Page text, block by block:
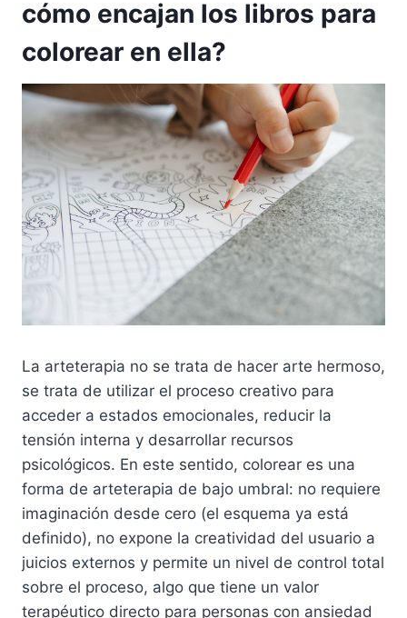
cómo encajan los libros para
colorear en ella?
La arteterapia no se trata de hacer arte hermoso,
se trata de utilizar el proceso creativo para
acceder a estados emocionales, reducir la
tensión interna y desarrollar recursos
psicológicos. En este sentido, colorear es una
forma de arteterapia de bajo umbral: no requiere
imaginación desde cero (el esquema ya está
definido), no expone la creatividad del usuario a
juicios externos y permite un nivel de control total
sobre el proceso, algo que tiene un valor
terapéutico directo para personas con ansiedad